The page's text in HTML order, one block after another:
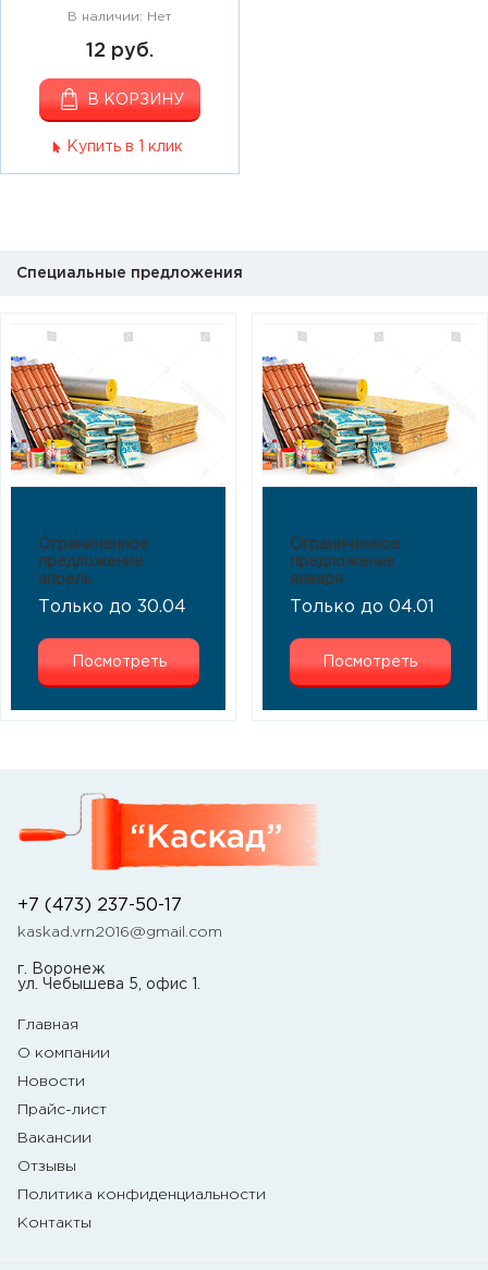
В наличии: Нет
12 руб.
В КОРЗИНУ
Купить в 1 клик
Специальные предложения
Ограниченное
предложение
апрель
Только до 30.04
Посмотреть
Ограниченное
предложение
января
Только до 04.01
Посмотреть
+7 (473) 237-50-17
kaskad.vrn2016@gmail.com
г. Воронеж
ул. Чебышева 5, офис 1.
Главная
О компании
Новости
Прайс-лист
Вакансии
Отзывы
Политика конфиденциальности
Контакты